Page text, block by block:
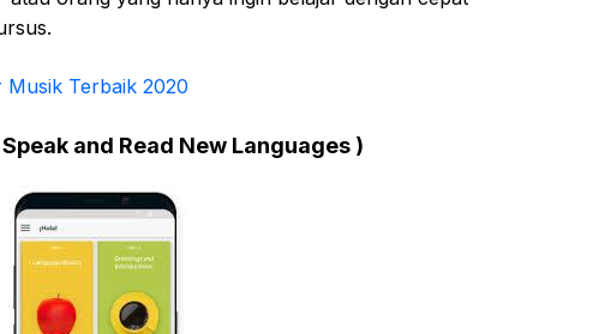
Musik Terbaik 2020
and Read New Languages )